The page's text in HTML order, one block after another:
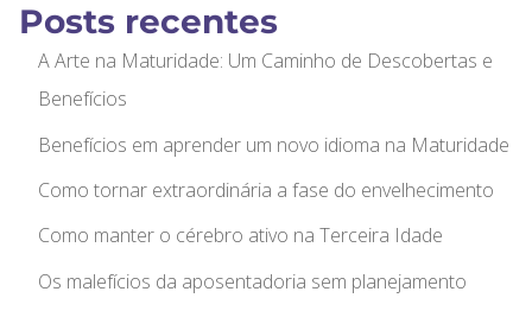
Posts recentes
A Arte na Maturidade: Um Caminho de Descobertas e
Benefícios
Benefícios em aprender um novo idioma na Maturidade
Como tornar extraordinária a fase do envelhecimento
Como manter o cérebro ativo na Terceira Idade
Os malefícios da aposentadoria sem planejamento